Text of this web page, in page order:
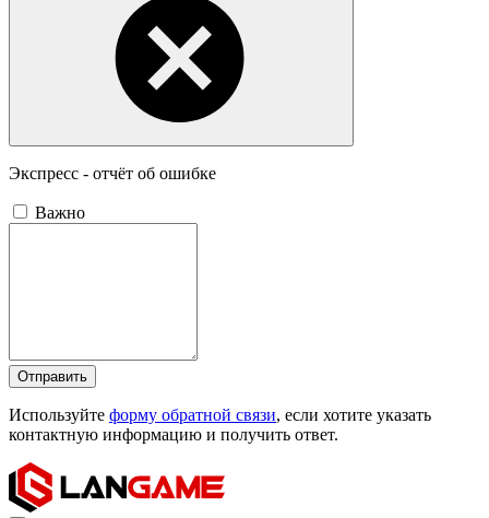
Экспресс - отчёт об ошибке
Важно
Отправить
Используйте форму обратной связи, если хотите указать
контактную информацию и получить ответ.